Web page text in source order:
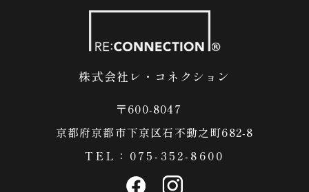
株式会社レ・コネクション
〒600-8047
​​​​​​​京都府京都市下京区石不動之町682-8
TEL： 075-352-8600